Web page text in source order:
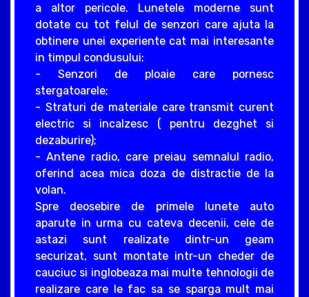
a altor pericole. Lunetele moderne sunt
dotate cu tot felul de senzori care ajuta la
obtinere unei experiente cat mai interesante
in timpul condusului:
- Senzori de ploaie care pornesc
stergatoarele;
- Straturi de materiale care transmit curent
electric si incalzesc ( pentru dezghet si
dezaburire);
- Antene radio, care preiau semnalul radio,
oferind acea mica doza de distractie de la
volan.
Spre deosebire de primele lunete auto
aparute in urma cu cateva decenii, cele de
astazi sunt realizate dintr-un geam
securizat, sunt montate intr-un cheder de
cauciuc si inglobeaza mai multe tehnologii de
realizare care le fac sa se sparga mult mai